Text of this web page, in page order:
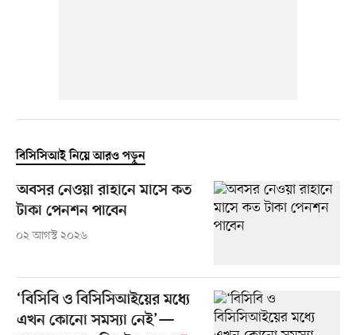
বিসিসিআই নিয়ে আরও পড়ুন
অবসর নেওয়া রাহানে মাসে কত
টাকা পেনশন পাবেন
০২ আগস্ট ২০২৬
‘বিসিবি ও বিসিসিআইয়ের মধ্যে
এখন কোনো সমস্যা নেই’—